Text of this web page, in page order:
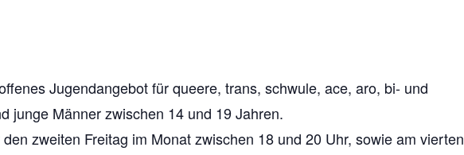
Jugendangebot für queere, trans, schwule, ace, aro, bi- und
junge Männer zwischen 14 und 19 Jahren.
zweiten Freitag im Monat zwischen 18 und 20 Uhr, sowieam vierten